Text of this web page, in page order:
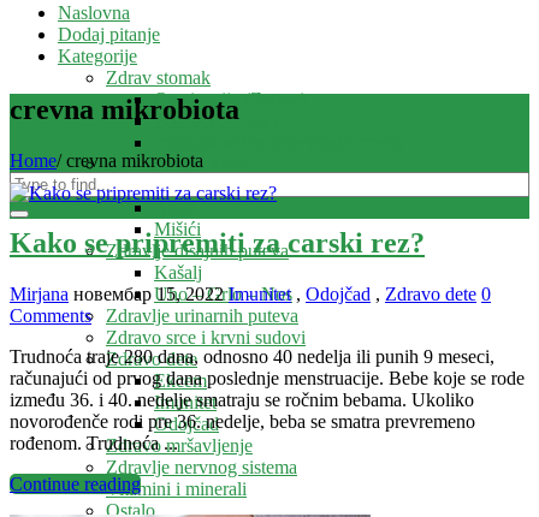
Naslovna
Dodaj pitanje
Kategorije
Zdrav stomak
Opstipacija (Zatvor)
Dijareja (Proliv)
Zdrave i jake kosti
Zglobovi
Kosti
Mišići
Zdravlje disajnih puteva
Kašalj
Uho – Grlo – Nos
Zdravlje urinarnih puteva
Zdravo srce i krvni sudovi
Zdravo dete
Ekcem
Imunitet
Odojčad
Zdravo mršavljenje
Zdravlje nervnog sistema
Vitamini i minerali
Ostalo
crevna mikrobiota
Home/ crevna mikrobiota
Kako se pripremiti za carski rez?
Mirjana новембар 15, 2022 Imunitet, Odojčad , Zdravo dete 0
Comments
Trudnoća traje 280 dana, odnosno 40 nedelja ili punih 9 meseci,
računajući od prvog dana poslednje menstruacije. Bebe koje se rode
između 36. i 40. nedelje smatraju se ročnim bebama. Ukoliko
novorođenče rodi pre 36. nedelje, beba se smatra prevremeno
rođenom. Trudnoća ...
Continue reading